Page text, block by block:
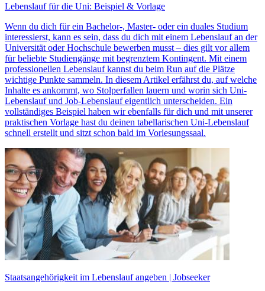
Lebenslauf für die Uni: Beispiel & Vorlage
Wenn du dich für ein Bachelor-, Master- oder ein duales Studium
interessierst, kann es sein, dass du dich mit einem Lebenslauf an der
Universität oder Hochschule bewerben musst – dies gilt vor allem
für beliebte Studiengänge mit begrenztem Kontingent. Mit einem
professionellen Lebenslauf kannst du beim Run auf die Plätze
wichtige Punkte sammeln. In diesem Artikel erfährst du, auf welche
Inhalte es ankommt, wo Stolperfallen lauern und worin sich Uni-
Lebenslauf und Job-Lebenslauf eigentlich unterscheiden. Ein
vollständiges Beispiel haben wir ebenfalls für dich und mit unserer
praktischen Vorlage hast du deinen tabellarischen Uni-Lebenslauf
schnell erstellt und sitzt schon bald im Vorlesungssaal.
Staatsangehörigkeit im Lebenslauf angeben | Jobseeker